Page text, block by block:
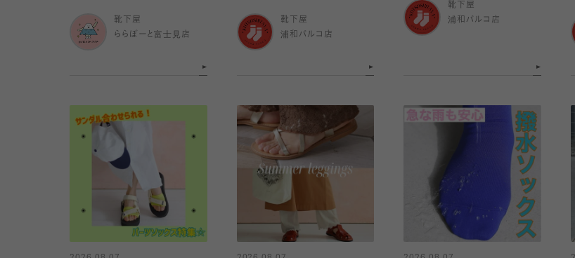
靴下屋
ららぽーと富士見店
靴下屋
浦和パルコ店
靴下屋
浦和パルコ店